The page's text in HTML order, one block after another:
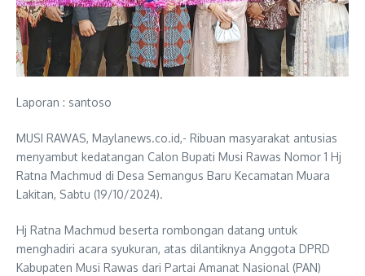
Laporan : santoso
MUSI RAWAS, Maylanews.co.id,- Ribuan masyarakat antusias
menyambut kedatangan Calon Bupati Musi Rawas Nomor 1 Hj
Ratna Machmud di Desa Semangus Baru Kecamatan Muara
Lakitan, Sabtu (19/10/2024).
Hj Ratna Machmud beserta rombongan datang untuk
menghadiri acara syukuran, atas dilantiknya Anggota DPRD
Kabupaten Musi Rawas dari Partai Amanat Nasional (PAN)